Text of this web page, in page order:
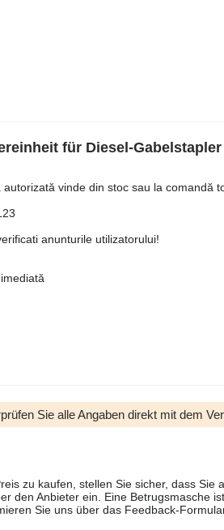
für Diesel-Gabelstapler
vinde din stoc sau la comandă
anunturile utilizatorului!
Sie alle Angaben direkt mit dem
zu kaufen, stellen Sie sicher, dass Sie
den Anbieter ein. Eine Betrugsmasche
Sie uns über das Feedback-